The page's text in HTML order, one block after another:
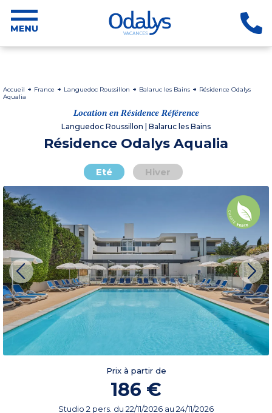
Accueil France Languedoc Roussillon Balaruc les Bains
Résidence Odalys
Aqualia
Location en Résidence Référence
Languedoc Roussillon | Balaruc les Bains
Résidence Odalys Aqualia
Eté Hiver
Prix à partir de
186 €
Studio 2 pers. du 22/11/2026 au 24/11/2026